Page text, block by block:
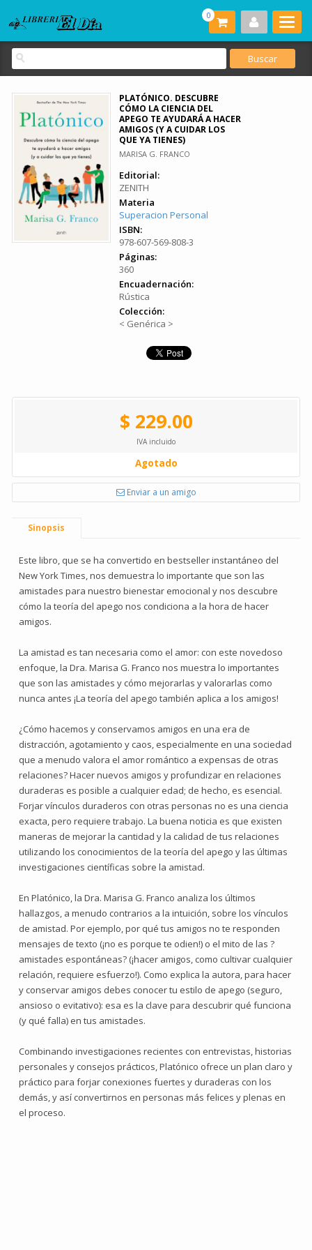
0
PLATÓNICO. DESCUBRE
CÓMO LA CIENCIA DEL
APEGO TE AYUDARÁ A HACER
AMIGOS (Y A CUIDAR LOS
QUE YA TIENES)
MARISA G. FRANCO
Editorial:
ZENITH
Materia
Superacion Personal
ISBN:
978-607-569-808-3
Páginas:
360
Encuadernación:
Rústica
Colección:
< Genérica >
$ 229.00
IVA incluido
Agotado
Enviar a un amigo
Sinopsis
Este libro, que se ha convertido en bestseller instantáneo del
New York Times, nos demuestra lo importante que son las
amistades para nuestro bienestar emocional y nos descubre
cómo la teoría del apego nos condiciona a la hora de hacer
amigos.
La amistad es tan necesaria como el amor: con este novedoso
enfoque, la Dra. Marisa G. Franco nos muestra lo importantes
que son las amistades y cómo mejorarlas y valorarlas como
nunca antes ¡La teoría del apego también aplica a los amigos!
¿Cómo hacemos y conservamos amigos en una era de
distracción, agotamiento y caos, especialmente en una sociedad
que a menudo valora el amor romántico a expensas de otras
relaciones? Hacer nuevos amigos y profundizar en relaciones
duraderas es posible a cualquier edad; de hecho, es esencial.
Forjar vínculos duraderos con otras personas no es una ciencia
exacta, pero requiere trabajo. La buena noticia es que existen
maneras de mejorar la cantidad y la calidad de tus relaciones
utilizando los conocimientos de la teoría del apego y las últimas
investigaciones científicas sobre la amistad.
En Platónico, la Dra. Marisa G. Franco analiza los últimos
hallazgos, a menudo contrarios a la intuición, sobre los vínculos
de amistad. Por ejemplo, por qué tus amigos no te responden
mensajes de texto (¡no es porque te odien!) o el mito de las ?
amistades espontáneas? (¡hacer amigos, como cultivar cualquier
relación, requiere esfuerzo!). Como explica la autora, para hacer
y conservar amigos debes conocer tu estilo de apego (seguro,
ansioso o evitativo): esa es la clave para descubrir qué funciona
(y qué falla) en tus amistades.
Combinando investigaciones recientes con entrevistas, historias
personales y consejos prácticos, Platónico ofrece un plan claro y
práctico para forjar conexiones fuertes y duraderas con los
demás, y así convertirnos en personas más felices y plenas en
el proceso.